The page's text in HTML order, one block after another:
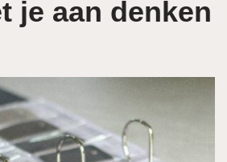
je aan denken